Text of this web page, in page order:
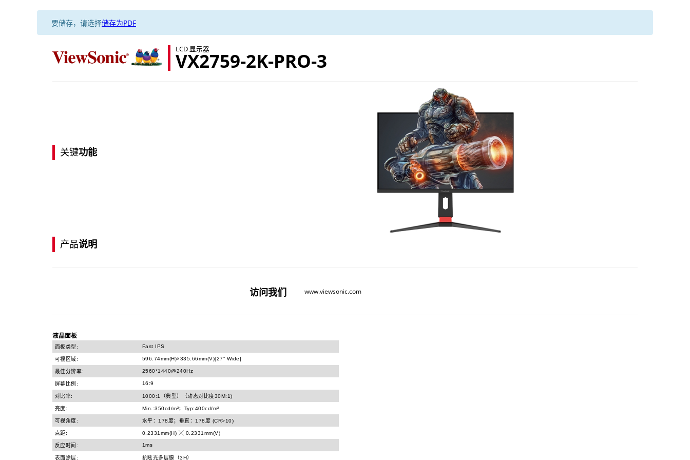
要储存，请选择储存为PDF
LCD 显示器
VX2759-2K-PRO-3
关键功能
产品说明
访问我们 www.viewsonic.com
液晶面板
面板类型: Fast IPS
可视区域: 596.74mm(H)×335.66mm(V)[27” Wide]
最佳分辨率: 2560*1440@240Hz
屏幕比例: 16:9
对比率: 1000:1（典型）（动态对比度30M:1)
亮度: Min.:350cd/m²；Typ:400cd/m²
可视角度: 水平：178度；垂直：178度 (CR>10)
点距: 0.2331mm(H) ╳ 0.2331mm(V)
反应时间: 1ms
表面涂层: 抗眩光多层膜（3H）